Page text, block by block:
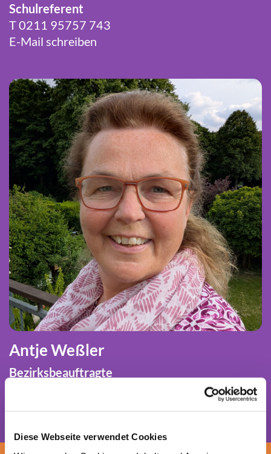
Diese Webseite verwendet Cookies
Schulreferent
T0211 95757 743
E-Mail schreiben
Antje Weßler
Bezirksbeauftragte